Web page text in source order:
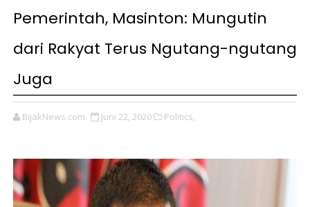
Pemerintah, Masinton: Mungutin
dari Rakyat Terus Ngutang-ngutang
Juga
BijakNews.com Juni 22, 2020 Politics,